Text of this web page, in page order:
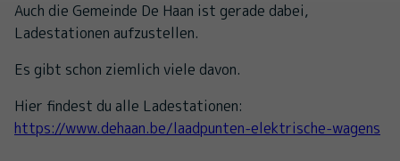
Auch die Gemeinde De Haan ist gerade dabei,
Ladestationen aufzustellen.
Es gibt schon ziemlich viele davon.
Hier findest du alle Ladestationen:
https://www.dehaan.be/laadpunten-elektrische-wagens